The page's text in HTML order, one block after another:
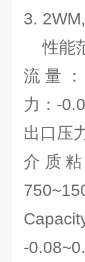
3.
性能
流
力：-
出口
介质
-